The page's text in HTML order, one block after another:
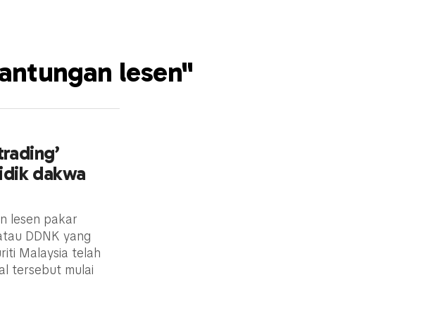
lesen"
dakwa
lesen pakar
DDNK yang
Malaysia telah
tersebut mulai